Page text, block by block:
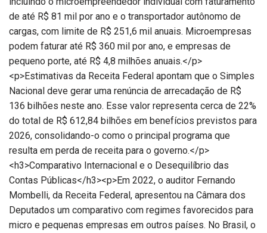
de até R$ 81 mil por ano e o transportador autônomo de
cargas, com limite de R$ 251,6 mil anuais. Microempresas
podem faturar até R$ 360 mil por ano, e empresas de
pequeno porte, até R$ 4,8 milhões anuais.</p>
<p>Estimativas da Receita Federal apontam que o Simples
Nacional deve gerar uma renúncia de arrecadação de R$
136 bilhões neste ano. Esse valor representa cerca de 22%
do total de R$ 612,84 bilhões em benefícios previstos para
2026, consolidando-o como o principal programa que
resulta em perda de receita para o governo.</p>
<h3>Comparativo Internacional e o Desequilíbrio das
Contas Públicas</h3><p>Em 2022, o auditor Fernando
Mombelli, da Receita Federal, apresentou na Câmara dos
Deputados um comparativo com regimes favorecidos para
micro e pequenas empresas em outros países. No Brasil, o